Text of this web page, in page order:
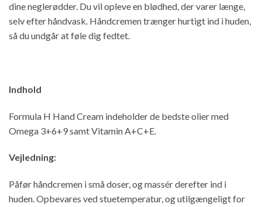
dine neglerødder. Du vil opleve en blødhed, der varer længe,
selv efter håndvask. Håndcremen trænger hurtigt ind i huden,
så du undgår at føle dig fedtet.
Indhold
Formula H Hand Cream indeholder de bedste olier med
Omega 3+6+9 samt Vitamin A+C+E.
Vejledning:
Påfør håndcremen i små doser, og massér derefter ind i
huden. Opbevares ved stuetemperatur, og utilgængeligt for